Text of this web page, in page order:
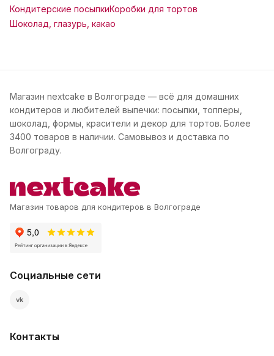
Кондитерские посыпкиКоробки для тортов
Шоколад, глазурь, какао
Магазин nextcake в Волгограде — всё для домашних
кондитеров и любителей выпечки: посыпки, топперы,
шоколад, формы, красители и декор для тортов. Более
3400 товаров в наличии. Самовывоз и доставка по
Волгограду.
Магазин товаров для кондитеров в Волгограде
Социальные сети
vk
Контакты